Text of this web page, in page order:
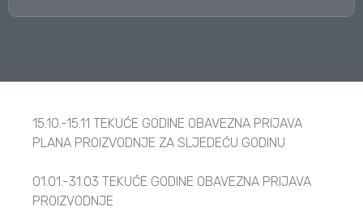
15.10.-15.11 TEKUĆE GODINE OBAVEZNA PRIJAVA
PLANA PROIZVODNJE ZA SLJEDEĆU GODINU
01.01.-31.03 TEKUĆE GODINE OBAVEZNA PRIJAVA
PROIZVODNJE